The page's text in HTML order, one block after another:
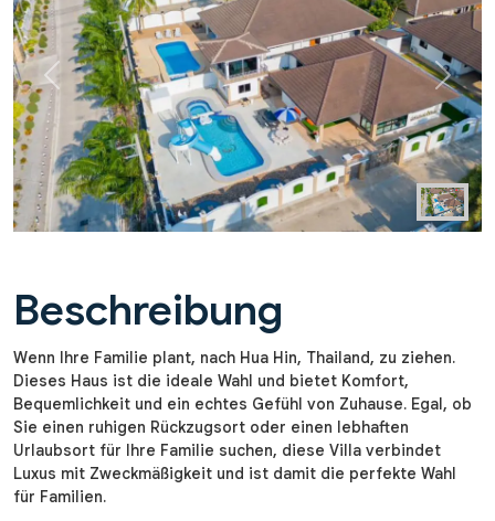
Previous Next
Beschreibung
Wenn Ihre Familie plant, nach Hua Hin, Thailand, zu ziehen.
Dieses Haus ist die ideale Wahl und bietet Komfort,
Bequemlichkeit und ein echtes Gefühl von Zuhause. Egal, ob
Sie einen ruhigen Rückzugsort oder einen lebhaften
Urlaubsort für Ihre Familie suchen, diese Villa verbindet
Luxus mit Zweckmäßigkeit und ist damit die perfekte Wahl
für Familien.